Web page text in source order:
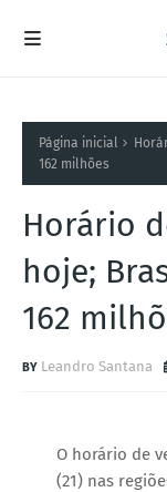
Página inicial
162 milhões
Horário
hoje;
162
Leandro Santana
O horário de
(21) nas